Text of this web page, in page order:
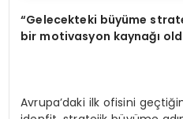
“Gelecekteki büyüme
bir motivasyon kaynağı
Avrupa’daki ilk ofisini